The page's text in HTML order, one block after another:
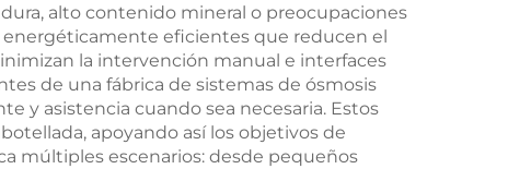
certificación CE e ISO
alto contenido mineral o preocupaciones
energéticamente eficientes que reducen el
la intervención manual e interfaces
de una fábrica de sistemas de ósmosis
y asistencia cuando sea necesaria. Estos
apoyando así los objetivos de
múltiples escenarios: desde pequeños